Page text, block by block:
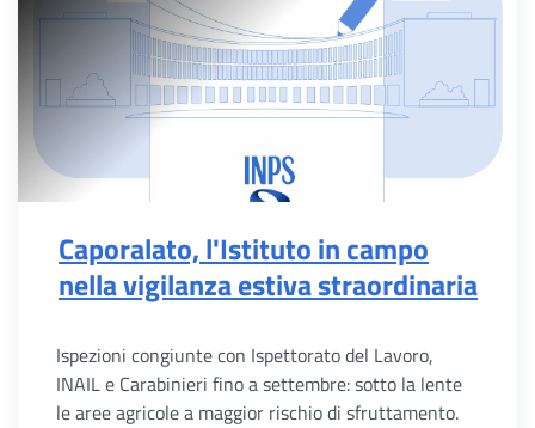
Caporalato, l'Istituto in campo
nella vigilanza estiva straordinaria
Ispezioni congiunte con Ispettorato del Lavoro,
INAIL e Carabinieri fino a settembre: sotto la lente
le aree agricole a maggior rischio di sfruttamento.